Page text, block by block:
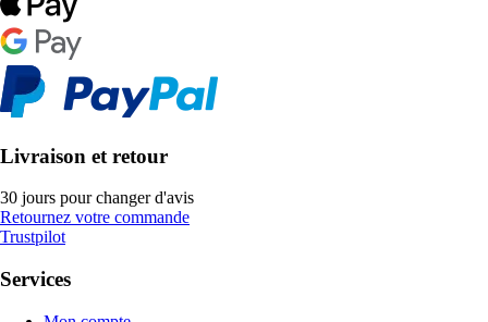
Livraison et retour
30 jours pour changer d'avis
Retournez votre commande
Trustpilot
Services